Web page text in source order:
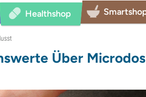
Healthshop
Über